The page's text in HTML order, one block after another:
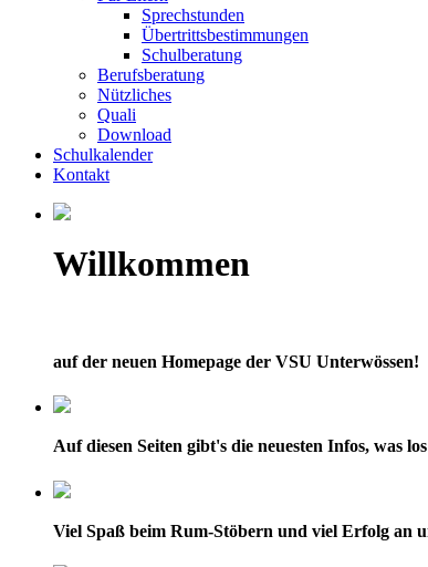
Sprechstunden
Übertrittsbestimmungen
Schulberatung
Berufsberatung
Nützliches
Quali
Download
Schulkalender
Kontakt
Willkommen
auf der neuen Homepage der VSU Unterwössen!
Auf diesen Seiten gibt's die neuesten Infos, was
Viel Spaß beim Rum-Stöbern und viel Erfolg an